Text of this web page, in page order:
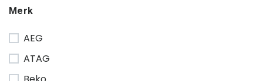
Merk
AEG
ATAG